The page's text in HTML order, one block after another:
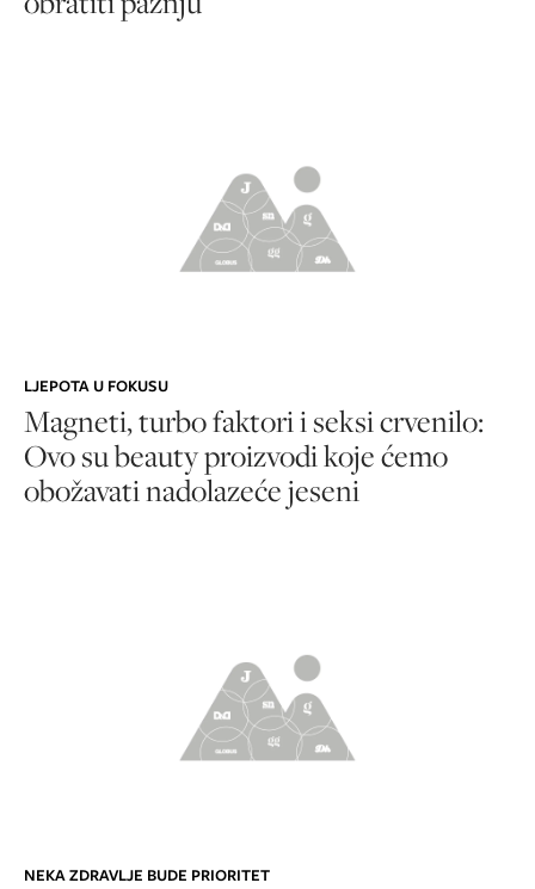
LJEPOTA U FOKUSU
Magneti, turbo faktori i seksi crvenilo:
Ovo su beauty proizvodi koje ćemo
obožavati nadolazeće jeseni
NEKA ZDRAVLJE BUDE PRIORITET